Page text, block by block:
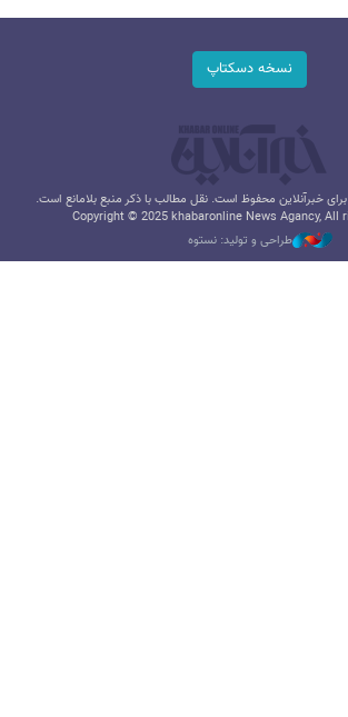
نسخه دسکتاپ
خبرآنلاین محفوظ است. نقل مطالب با ذکر منبع بلامانع است.
Copyright © 2025 khabaronline News Agancy, All
طراحی و تولید: نستوه